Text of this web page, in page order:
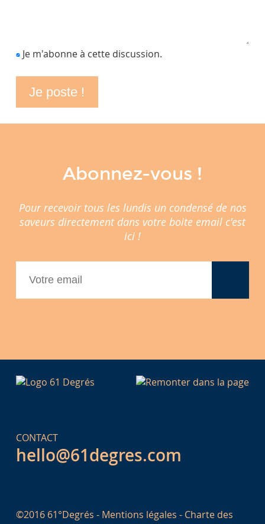
Je m'abonne à cette discussion.
Abonnez-vous !
Pour recevoir tous les lundis un condensé de nos
saveurs directement dans votre boite email c'est
ici !
CONTACT
hello@61degres.com
©2016 61°Degrés - Mentions légales - Charte des